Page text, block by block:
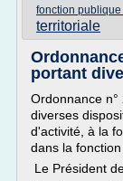
fonction
territoriale
portant
Ordonnance
diverses
d'activité, à la
dans la
Le Président